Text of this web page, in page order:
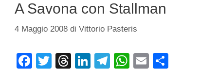
A Savona con Stallman
4 Maggio 2008 di Vittorio Pasteris
F
T
T
Li
T
W E